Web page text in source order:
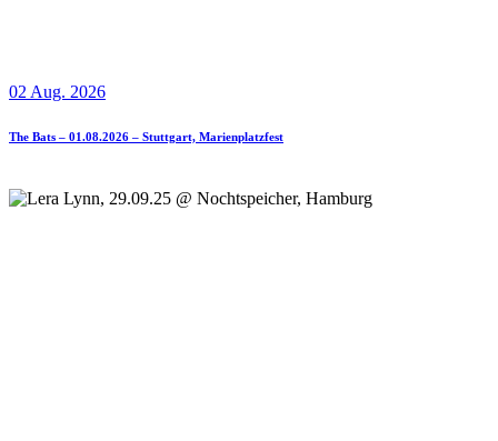
02 Aug. 2026
The Bats – 01.08.2026 – Stuttgart, Marienplatzfest